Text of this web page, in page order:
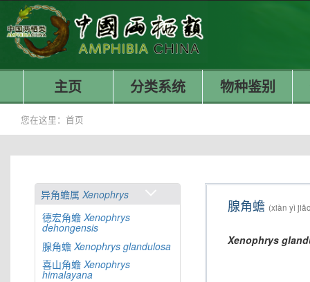
主页 分类系统 物种鉴别
您在这里： 首页
异角蟾属 Xenophrys
德宏角蟾 Xenophrys
dehongensis
腺角蟾 Xenophrys glandulosa
喜山角蟾 Xenophrys
himalayana
腺角蟾 (xiàn yì
Xenophrys